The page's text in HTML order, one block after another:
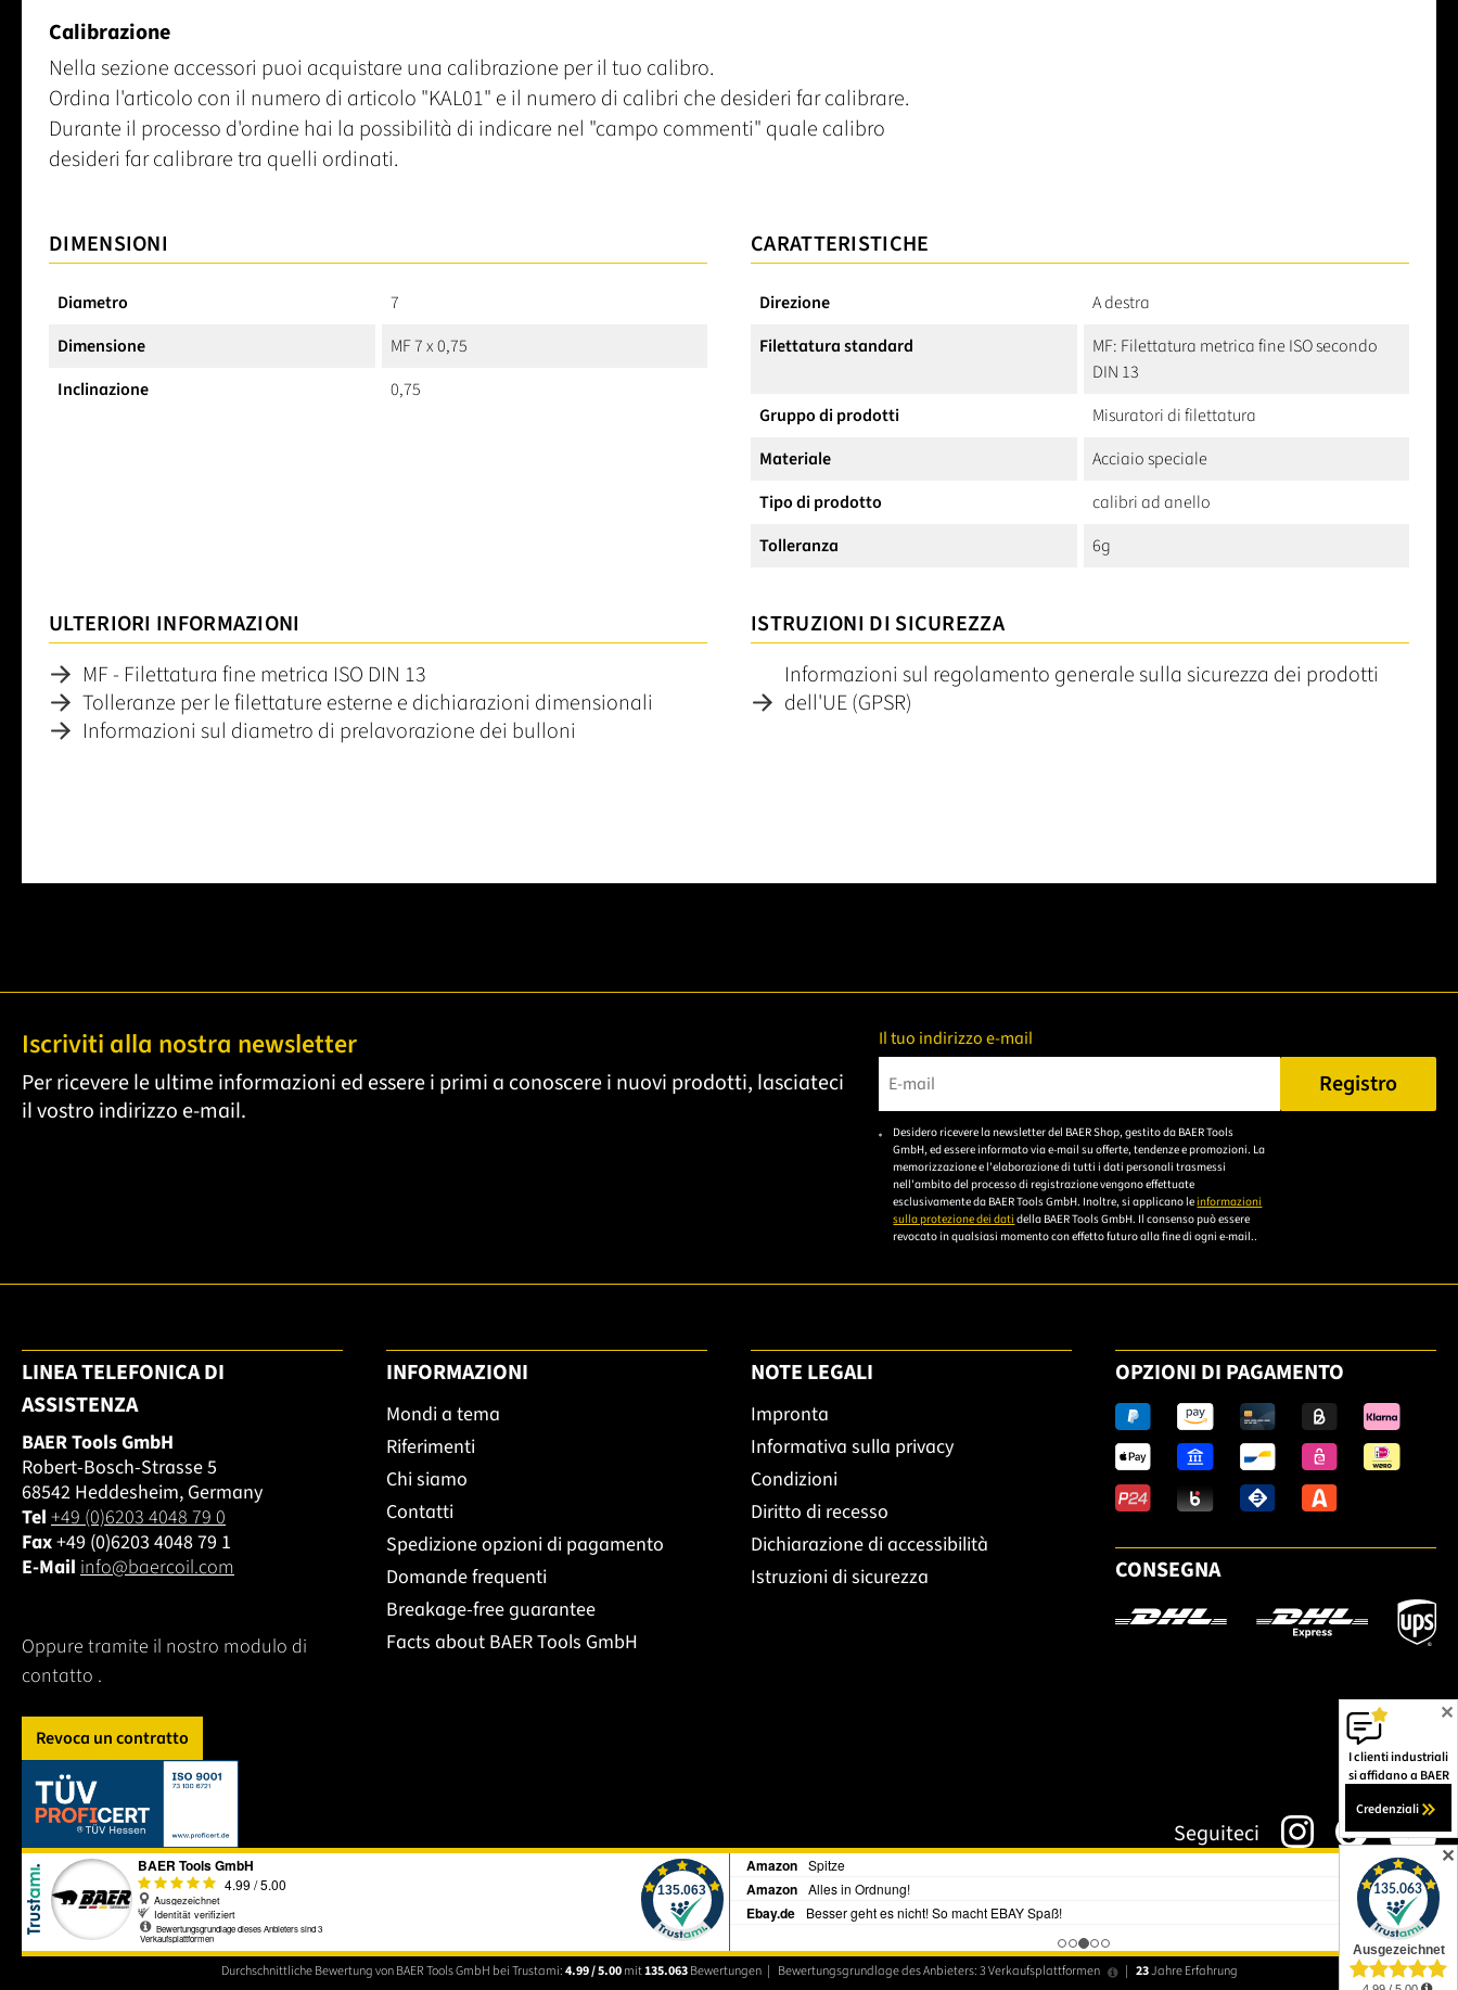
✕
I clienti industriali
si affidano a BAER
Credenziali
Calibrazione
Nella sezione accessori puoi acquistare una calibrazione per il tuo calibro.
Ordina l'articolo con il numero di articolo "KAL01" e il numero di calibri che desideri far calibrare.
Durante il processo d'ordine hai la possibilità di indicare nel "campo commenti" quale calibro
desideri far calibrare tra quelli ordinati.
DIMENSIONI
Diametro
7
Dimensione
MF 7 x 0,75
Inclinazione
0,75
CARATTERISTICHE
Direzione
A destra
Filettatura standard
MF: Filettatura metrica fine ISO secondo
DIN 13
Gruppo di prodotti
Misuratori di filettatura
Materiale
Acciaio speciale
Tipo di prodotto
calibri ad anello
Tolleranza
6g
ULTERIORI INFORMAZIONI
MF - Filettatura fine metrica ISO DIN 13
Tolleranze per le filettature esterne e dichiarazioni dimensionali
Informazioni sul diametro di prelavorazione dei bulloni
ISTRUZIONI DI SICUREZZA
Informazioni sul regolamento generale sulla sicurezza dei prodotti
dell'UE (GPSR)
Iscriviti alla nostra newsletter
Per ricevere le ultime informazioni ed essere i primi a conoscere i nuovi prodotti, lasciateci
il vostro indirizzo e-mail.
Il tuo indirizzo e-mail
Bitte geben Sie eine gültige E-Mail-Adresse ein.
Registro
Desidero ricevere la newsletter del BAER Shop, gestito da BAER Tools
GmbH, ed essere informato via e-mail su offerte, tendenze e promozioni. La
memorizzazione e l'elaborazione di tutti i dati personali trasmessi
nell'ambito del processo di registrazione vengono effettuate
esclusivamente da BAER Tools GmbH. Inoltre, si applicano le informazioni
sulla protezione dei dati della BAER Tools GmbH. Il consenso può essere
revocato in qualsiasi momento con effetto futuro alla fine di ogni e-mail..
LINEA TELEFONICA DI
ASSISTENZA
BAER Tools GmbH
Robert-Bosch-Strasse 5
68542 Heddesheim, Germany
Tel +49 (0)6203 4048 79 0
Fax+49 (0)6203 4048 79 1
E-Mail info@baercoil.com
Oppure tramite il nostro modulo di
contatto .
Revoca un contratto
INFORMAZIONI
Mondi a tema
Riferimenti
Chi siamo
Contatti
Spedizione opzioni di pagamento
Domande frequenti
Breakage-free guarantee
Facts about BAER Tools GmbH
NOTE LEGALI
Impronta
Informativa sulla privacy
Condizioni
Diritto di recesso
Dichiarazione di accessibilità
Istruzioni di sicurezza
OPZIONI DI PAGAMENTO
CONSEGNA
Dieser Link öffnet sich in einem neuen Tab.
Seguiteci
Durchschnittliche Bewertung von BAER Tools GmbH bei Trustami:4.99 / 5.00mit135.063Bewertungen | Bewertungsgrundlage des Anbieters: 3 Verkaufsplattformen | 23Jahre Erfahrung
✕